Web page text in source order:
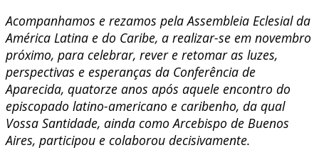
Acompanhamos e rezamos pela Assembleia Eclesial da
América Latina e do Caribe, a realizar-se em novembro
próximo, para celebrar, rever e retomar as luzes,
perspectivas e esperanças da Conferência de
Aparecida, quatorze anos após aquele encontro do
episcopado latino-americano e caribenho, da qual
Vossa Santidade, ainda como Arcebispo de Buenos
Aires, participou e colaborou decisivamente.